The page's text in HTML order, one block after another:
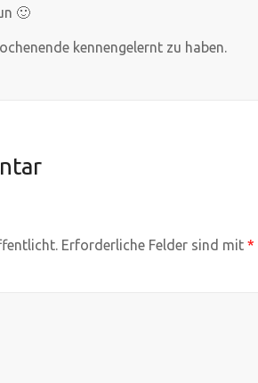
🙂
kennengelernt zu haben.
Erforderliche Felder sind mit *